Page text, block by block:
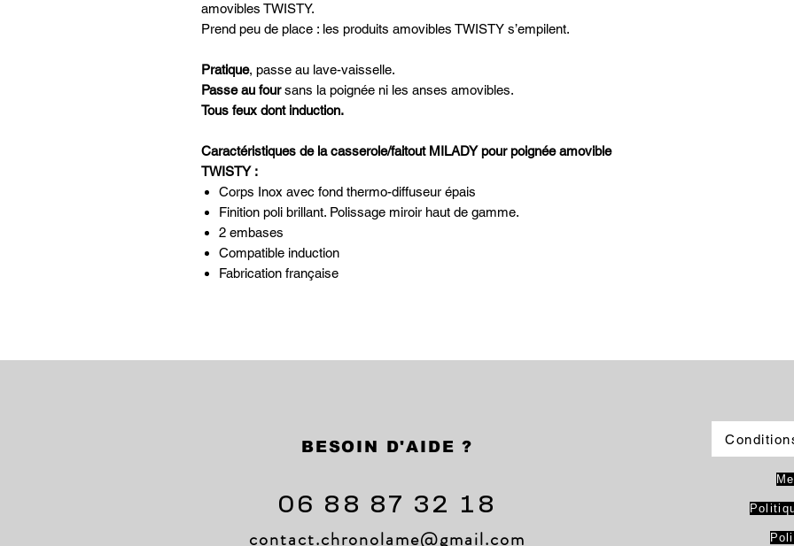
amovibles TWISTY.
Prend peu de place : les produits amovibles TWISTY s’empilent.
Pratique, passe au lave-vaisselle.
Passe au foursans la poignée ni les anses amovibles.
Tous feux dont induction.
Caractéristiques de la casserole/faitout MILADY pour poignée amovible
TWISTY :
Corps Inox avec fond thermo-diffuseur épais
Finition poli brillant. Polissage miroir haut de gamme.
2 embases
Compatible induction
Fabrication française
BESOIN D'AIDE ?
06 88 87 32 18
contact.chronolame@gmail.com